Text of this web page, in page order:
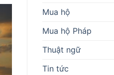
Mua hộ
Mua hộ Pháp
Thuật ngữ
Tin tức